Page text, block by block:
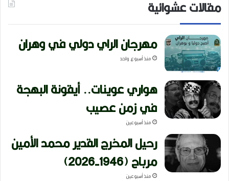
مقالات عشوائية
مهرجان الراي دولي في وهران
منذ أسبوع واحد
هواري عوينات.. أيقونة البهجة
في زمن عصيب
منذ أسبوعين
رحيل المخرج القدير محمد الأمين
مرباح (1946-2026)
منذ أسبوعين